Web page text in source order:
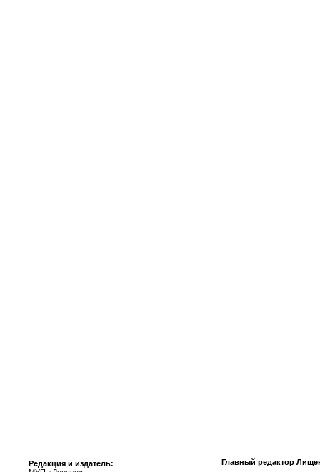
Редакция и издатель:
Главный редактор